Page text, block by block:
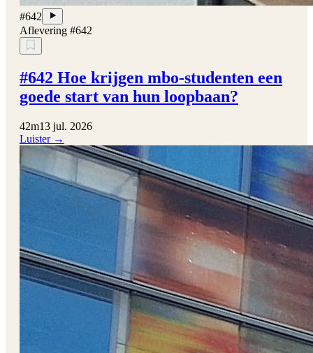
#642
Aflevering #642
#642 Hoe krijgen mbo-studenten een
goede start van hun loopbaan?
42m13 jul. 2026
Luister →